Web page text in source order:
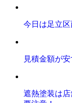
今日は足立区
見積金額が
遮熱塗装は